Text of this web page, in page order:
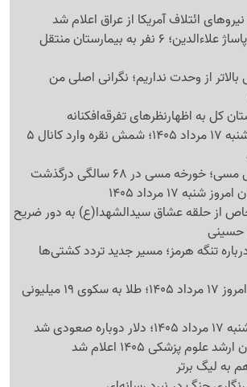
ائتلاف آمریکا از عراق اعلام شد
حادثه هولناک در پاساژ علاءالدین؛ 6 نفر به بیمارستان منتقل
از وحدت نداریم؛ نگرانی اصلی من
کل به اظهارنظرهای تفرقه‌افکنانه
قیمت نقره امروز شنبه 17 مرداد 1405؛ شمش نقره وارد کانال 5
خورخه مسی در 68 سالگی درگذشت
17 مرداد 1405
از حلقه عشاق سیدالشهدا(ع) به دور ضریح
حسینی
تنگه هرمز؛ مسیر جدید تردد کشتی‌ها
قیمت طلا و سکه امروز 17 مرداد 1405؛ طلا به سکوی 19 میلیونی
صعودی شد
پزشکی 1405 اعلام شد
به لیگ برتر